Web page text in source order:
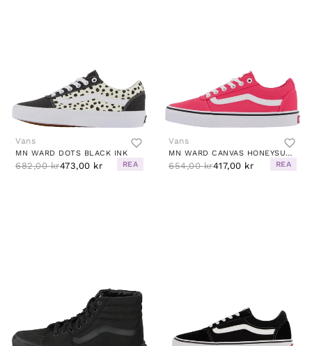
Vans
MN WARD DOTS BLACK INK
682,00 kr473,00 kr REA
Vans
MN WARD CANVAS HONEYSUCKLE
654,00 kr417,00 kr REA